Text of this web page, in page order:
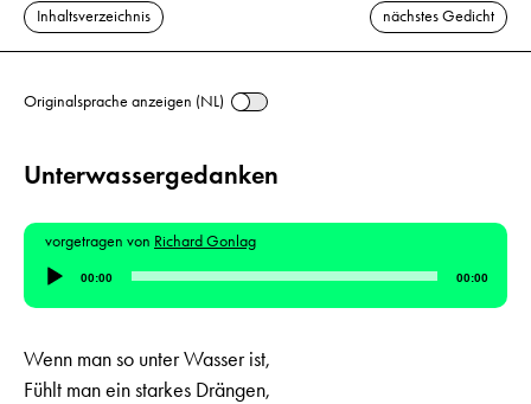
Inhaltsverzeichnis nächstes Gedicht
Originalsprache anzeigen (NL)
Unterwassergedanken
vorgetragen von Richard Gonlag
Audio-
Player
00:00 00:00
Wenn man so unter Wasser ist,
Fühlt man ein starkes Drängen,